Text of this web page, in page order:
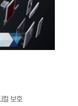
컬 보호